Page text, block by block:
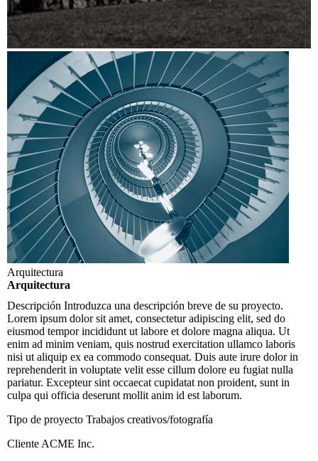
Arquitectura
Arquitectura
Descripción Introduzca una descripción breve de su proyecto.
Lorem ipsum dolor sit amet, consectetur adipiscing elit, sed do
eiusmod tempor incididunt ut labore et dolore magna aliqua. Ut
enim ad minim veniam, quis nostrud exercitation ullamco laboris
nisi ut aliquip ex ea commodo consequat. Duis aute irure dolor in
reprehenderit in voluptate velit esse cillum dolore eu fugiat nulla
pariatur. Excepteur sint occaecat cupidatat non proident, sunt in
culpa qui officia deserunt mollit anim id est laborum.
Tipo de proyecto Trabajos creativos/fotografía
Cliente ACME Inc.